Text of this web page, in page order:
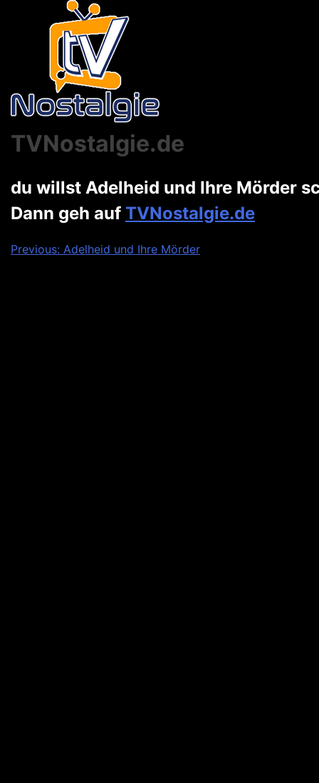
TVNostalgie.de
du willst Adelheid und Ihre Mörder
Dann geh auf TVNostalgie.de
Beitragsnavigation
Previous: Adelheid und Ihre Mörder